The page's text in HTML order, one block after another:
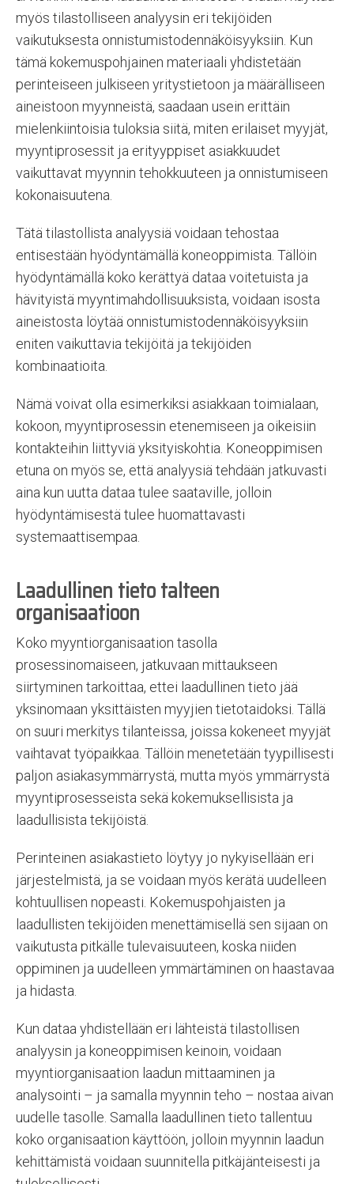
myös tilastolliseen analyysin eri tekijöiden
vaikutuksesta onnistumistodennäköisyyksiin. Kun
tämä kokemuspohjainen materiaali yhdistetään
perinteiseen julkiseen yritystietoon ja määrälliseen
aineistoon myynneistä, saadaan usein erittäin
mielenkiintoisia tuloksia siitä, miten erilaiset myyjät,
myyntiprosessit ja erityyppiset asiakkuudet
vaikuttavat myynnin tehokkuuteen ja onnistumiseen
kokonaisuutena.
Tätä tilastollista analyysiä voidaan tehostaa
entisestään hyödyntämällä koneoppimista. Tällöin
hyödyntämällä koko kerättyä dataa voitetuista ja
hävityistä myyntimahdollisuuksista, voidaan isosta
aineistosta löytää onnistumistodennäköisyyksiin
eniten vaikuttavia tekijöitä ja tekijöiden
kombinaatioita.
Nämä voivat olla esimerkiksi asiakkaan toimialaan,
kokoon, myyntiprosessin etenemiseen ja oikeisiin
kontakteihin liittyviä yksityiskohtia. Koneoppimisen
etuna on myös se, että analyysiä tehdään jatkuvasti
aina kun uutta dataa tulee saataville, jolloin
hyödyntämisestä tulee huomattavasti
systemaattisempaa.
Laadullinen tieto talteen
organisaatioon
Koko myyntiorganisaation tasolla
prosessinomaiseen, jatkuvaan mittaukseen
siirtyminen tarkoittaa, ettei laadullinen tieto jää
yksinomaan yksittäisten myyjien tietotaidoksi. Tällä
on suuri merkitys tilanteissa, joissa kokeneet myyjät
vaihtavat työpaikkaa. Tällöin menetetään tyypillisesti
paljon asiakasymmärrystä, mutta myös ymmärrystä
myyntiprosesseista sekä kokemuksellisista ja
laadullisista tekijöistä.
Perinteinen asiakastieto löytyy jo nykyisellään eri
järjestelmistä, ja se voidaan myös kerätä uudelleen
kohtuullisen nopeasti. Kokemuspohjaisten ja
laadullisten tekijöiden menettämisellä sen sijaan on
vaikutusta pitkälle tulevaisuuteen, koska niiden
oppiminen ja uudelleen ymmärtäminen on haastavaa
ja hidasta.
Kun dataa yhdistellään eri lähteistä tilastollisen
analyysin ja koneoppimisen keinoin, voidaan
myyntiorganisaation laadun mittaaminen ja
analysointi – ja samalla myynnin teho – nostaa aivan
uudelle tasolle. Samalla laadullinen tieto tallentuu
koko organisaation käyttöön, jolloin myynnin laadun
kehittämistä voidaan suunnitella pitkäjänteisesti ja